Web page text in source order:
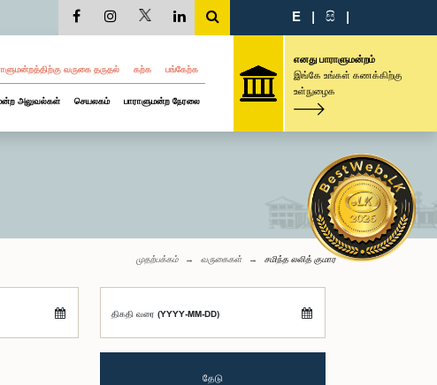
E | සි |
வருகை தருதல் கற்க பங்கேற்க
அலுவல்கள் செயலகம் பாராளுமன்ற நேரலை
எனது பாராளுமன்றம்
இங்கே உங்கள் கணக்கிற்கு
உள்நுழைக
முதற்பக்கம் வருகைகள் சமிந்த லலித் குமார
திகதி வரை (YYYY-MM-DD)
தேடு